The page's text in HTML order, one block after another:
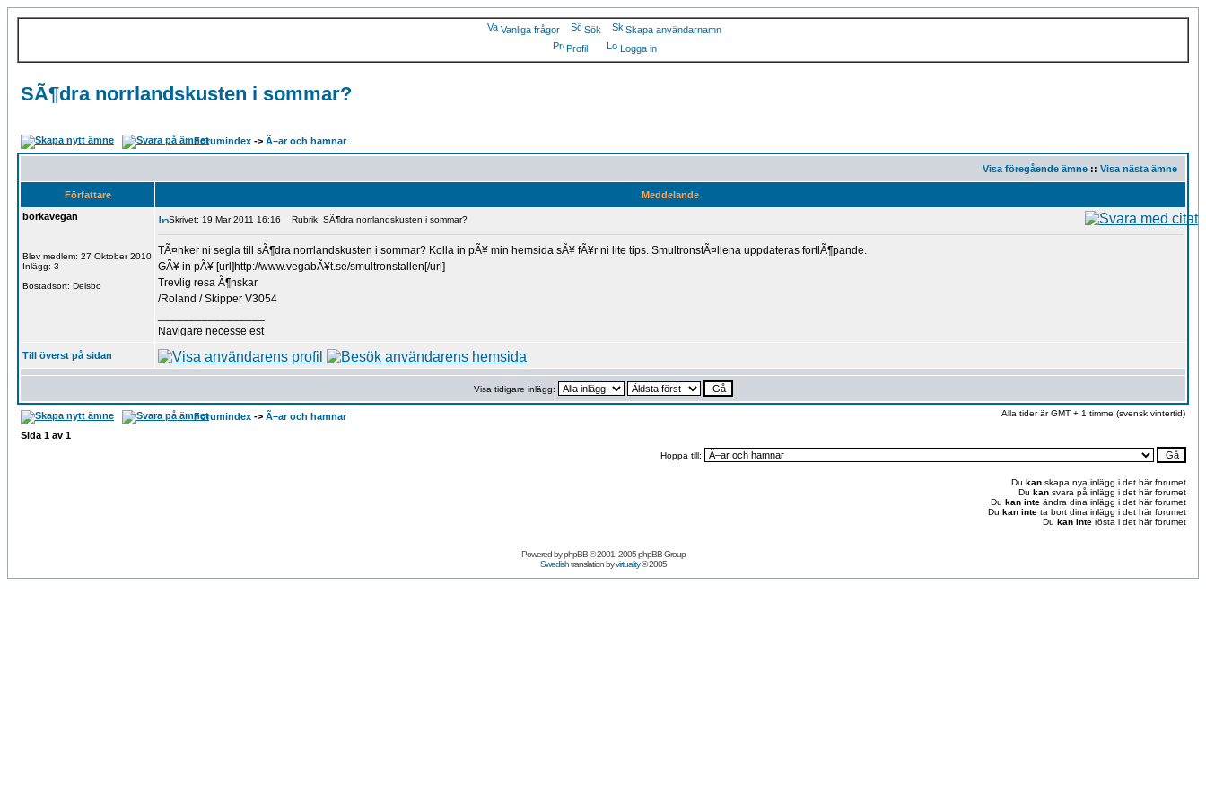
Vanliga frågor Sök
Skapa användarnamn
Profil
Logga in
SÃ¶dra norrlandskusten i sommar?
Forumindex -> Ã–ar och hamnar
Visa föregående ämne :: Visa nästa ämne
Författare
Meddelande
borkavegan
Blev medlem: 27 Oktober 2010
Inlägg: 3
Bostadsort: Delsbo
Skrivet: 19 Mar 2011 16:16 Rubrik: SÃ¶dra norrlandskusten i sommar?
TÃ¤nker ni segla till sÃ¶dra norrlandskusten i sommar? Kolla in pÃ¥ min hemsida sÃ¥ fÃ¥r ni lite tips. SmultronstÃ¤llena uppdateras fortlÃ¶pande.
GÃ¥ in pÃ¥ [url]http://www.vegabÃ¥t.se/smultronstallen[/url]
Trevlig resa Ã¶nskar
/Roland / Skipper V3054
Navigare necesse est
Till överst på sidan
Visa tidigare inlägg:
Forumindex -> Ã–ar och hamnar Alla tider är GMT + 1 timme (svensk vintertid)
Sida 1 av 1
Hoppa till:
Du kan skapa nya inlägg i det här forumet
Du kan svara på inlägg i det här forumet
Du kan inte ändra dina inlägg i det här forumet
Du kan inte ta bort dina inlägg i det här forumet
Du kan inte rösta i det här forumet
Powered byphpBB© 2001, 2005 phpBB Group
Swedishtranslation byvirtuality© 2005